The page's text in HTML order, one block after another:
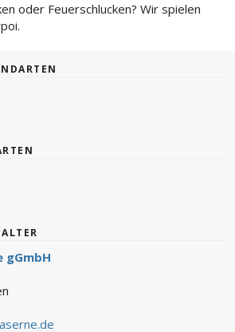
oder Feuerschlucken? Wir spielen
gGmbH